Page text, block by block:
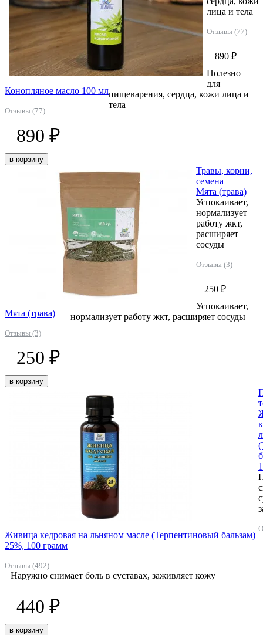
Конопляное масло 100 мл
Отзывы (77)
лица и тела
Отзывы (77)
890 ₽
Полезно
для
пищеварения, сердца, кожи лица и
тела
890 ₽
в корзину
Мята (трава)
Отзывы (3)
Травы, корни,
семена
Мята (трава)
Успокаивает,
нормализует
работу жкт,
расширяет
сосуды
Отзывы (3)
250 ₽
Успокаивает,
нормализует работу жкт, расширяет сосуды
250 ₽
в корзину
Живица кедровая на льняном масле (Терпентиновый бальзам)
25%, 100 грамм
Отзывы (492)
Наружно снимает боль в суставах, заживляет кожу
440 ₽
в корзину